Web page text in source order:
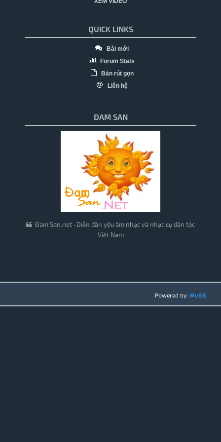
QUICK LINKS
Bài mới
Forum Stats
Bản rút gọn
Liên hệ
ĐAM SAN
Đam San.net -Diễn đàn yêu âm nhạc và nhạc cụ dân tộc
Việt Nam
Powered by: MyBB